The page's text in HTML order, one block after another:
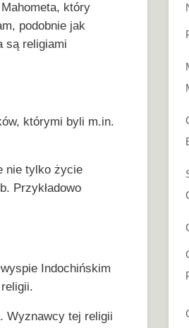
który
podobnie jak
są religiami
którymi byli m.in.
nie tylko życie
Przykładowo
Indochińskim
Wyznawcy tej religii